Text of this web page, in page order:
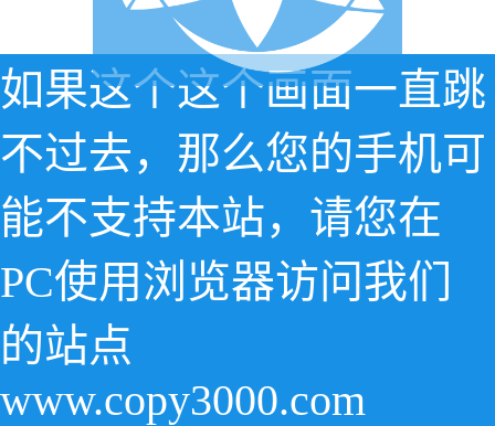
如果这个这个画面一直跳
不过去，那么您的手机可
能不支持本站，请您在
PC使用浏览器访问我们
的站点
www.copy3000.com